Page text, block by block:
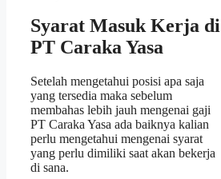
Syarat Masuk Kerja di
PT Caraka Yasa
Setelah mengetahui posisi apa saja
yang tersedia maka sebelum
membahas lebih jauh mengenai gaji
PT Caraka Yasa ada baiknya kalian
perlu mengetahui mengenai syarat
yang perlu dimiliki saat akan bekerja
di sana.